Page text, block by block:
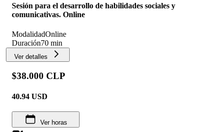
Sesión para el desarrollo de habilidades sociales y
comunicativas. Online
ModalidadOnline
Duración70 min
Ver detalles
$38.000 CLP
40.94 USD
Ver horas